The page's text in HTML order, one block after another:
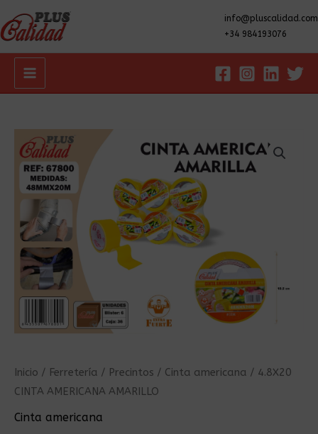
info@pluscalidad.com
+34 984193076
Main
Inicio / Ferretería / Precintos / Cinta americana / 4.8X20
CINTA AMERICANA AMARILLO
Cinta americana